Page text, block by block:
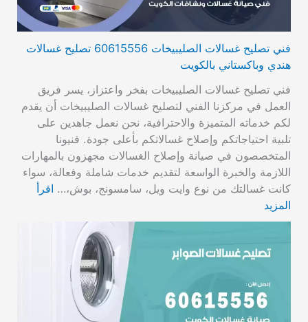
فني تصليح غسالات الصليبيخات 60615556 تصليح غسالات
هندي وباكستاني بالكويت
فني تصليح غسالات الصليبيخات بفخر واعتزاز، يسر فريق
العمل في مركزنا الفني لتصليح غسالات الصليبيخات أن يقدم
لكم خدماته المتميزة والاحترافية، نحن نعمل جاهدين على
تلبية احتياجاتكم وإصلاح غسالاتكم بأعلى جودة. فنيونا
المتخصصون في صيانة وإصلاح الغسالات مجهزون بالمهارات
اللازمة والخبرة الواسعة لتقديم خدمات شاملة وفعالة، سواء
كانت غسالتك من نوع وايت ويل، سامسونج، بوش،… اقرأ
المزيد